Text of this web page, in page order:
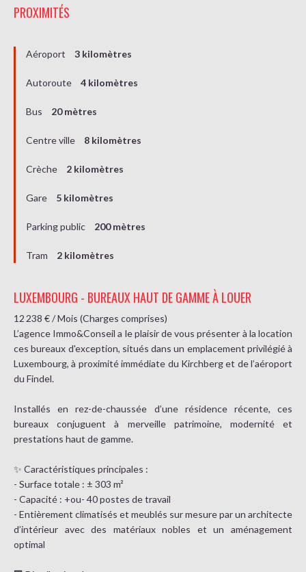
PROXIMITÉS
Aéroport 3 kilomètres
Autoroute 4 kilomètres
Bus 20 mètres
Centre ville 8 kilomètres
Crèche 2 kilomètres
Gare 5 kilomètres
Parking public 200 mètres
Tram 2 kilomètres
LUXEMBOURG - BUREAUX HAUT DE GAMME À LOUER
12 238 € / Mois (Charges comprises)
L’agence Immo&Conseil a le plaisir de vous présenter à la location
ces bureaux d'exception, situés dans un emplacement privilégié à
Luxembourg, à proximité immédiate du Kirchberg et de l’aéroport
du Findel.
Installés en rez-de-chaussée d’une résidence récente, ces
bureaux conjuguent à merveille patrimoine, modernité et
prestations haut de gamme.
✨ Caractéristiques principales :
- Surface totale : ± 303 m²
- Capacité : +ou- 40 postes de travail
- Entièrement climatisés et meublés sur mesure par un architecte
d’intérieur avec des matériaux nobles et un aménagement
optimal